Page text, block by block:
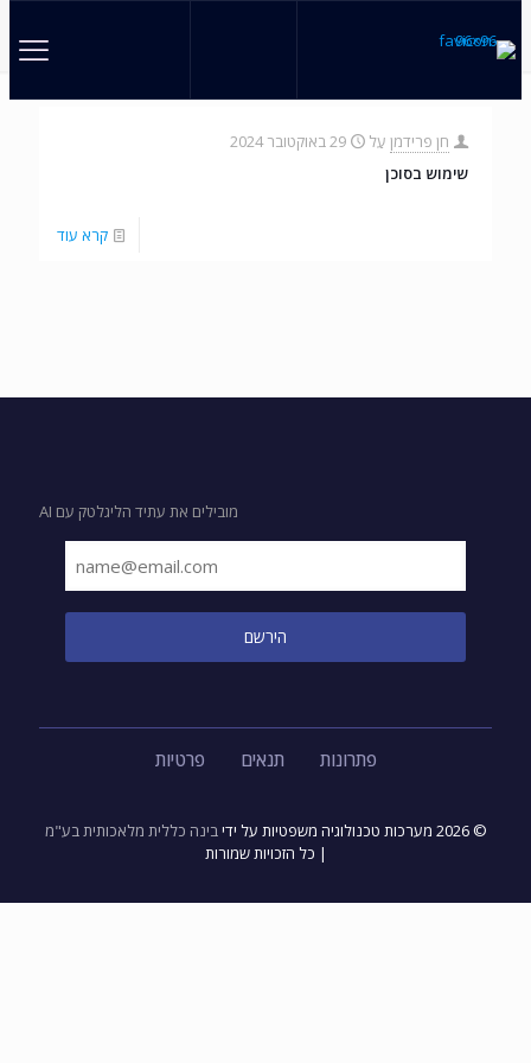
חן פרידמן עַל
29 באוקטובר 2024
שימוש בסוכן
קרא עוד
מובילים את עתיד הליגלטק עם AI
פתרונות תנאים פרטיות
© 2026 מערכות טכנולוגיה משפטיות על ידי
בינה כללית מלאכותית בע"מ
| כל הזכויות שמורות